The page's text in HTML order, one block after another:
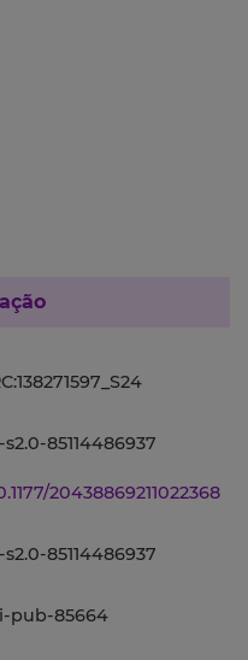
s2.0-85114486937
20438869211022368
s2.0-85114486937
pub-85664